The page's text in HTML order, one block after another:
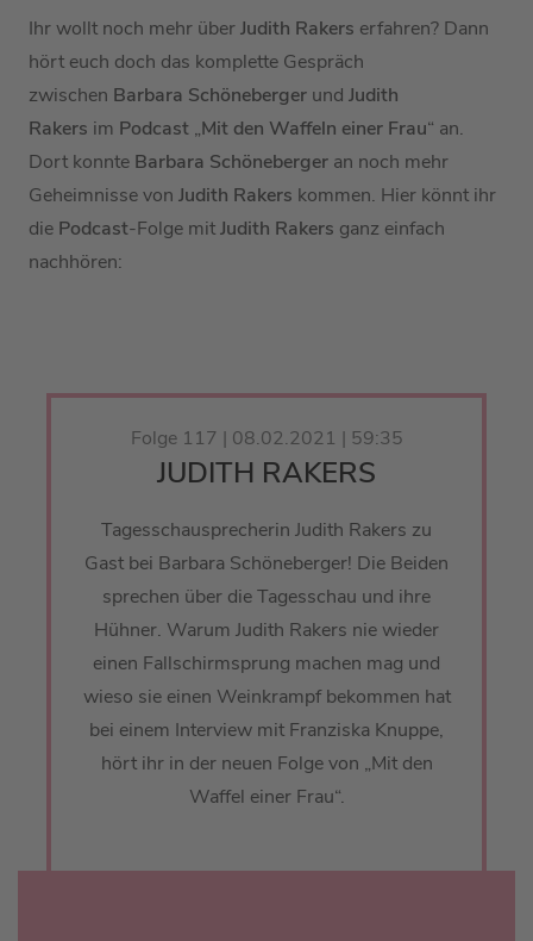
Ihr wollt noch mehr überJudith Rakers erfahren? Dann
hört euch doch das komplette Gespräch
zwischen Barbara Schöneberger und Judith
Rakers im Podcast „Mit den Waffeln einer Frau“ an.
Dort konnte Barbara Schöneberger an noch mehr
Geheimnisse von Judith Rakers kommen. Hier könnt ihr
die Podcast-Folge mitJudith Rakers ganz einfach
nachhören:
Folge 117 | 08.02.2021 | 59:35
JUDITH RAKERS
Tagesschausprecherin Judith Rakers zu
Gast bei Barbara Schöneberger! Die Beiden
sprechen über die Tagesschau und ihre
Hühner. Warum Judith Rakers nie wieder
einen Fallschirmsprung machen mag und
wieso sie einen Weinkrampf bekommen hat
bei einem Interview mit Franziska Knuppe,
hört ihr in der neuen Folge von „Mit den
Waffel einer Frau“.